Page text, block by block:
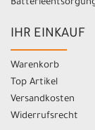
IHR EINKAUF
Warenkorb
Top Artikel
Versandkosten
Widerrufsrecht